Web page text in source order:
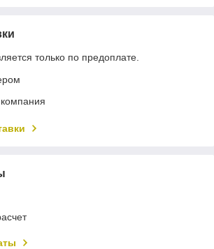
только по предоплате.